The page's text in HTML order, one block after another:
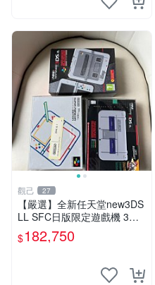
觀己 27
【嚴選】全新任天堂new3DS
LL SFC日版限定遊戲機 3臺
未開箱收藏 優質電玩 【推
薦】任天堂new3DSXL 超級
$182,750